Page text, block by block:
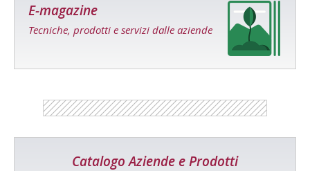
E-magazine
Tecniche, prodotti e servizi dalle aziende
Catalogo Aziende e Prodotti